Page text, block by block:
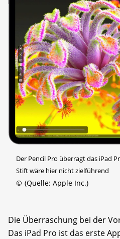
Der Pencil Pro überragt das iPad
Stift wäre hier nicht zielführend
© (Quelle: Apple Inc.)
Die Überraschung bei der
Das iPad Pro ist das erste